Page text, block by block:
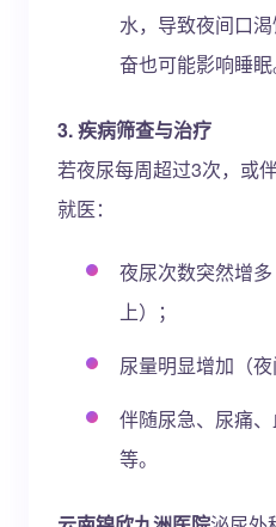
水，导致夜间口
奋也可能影响睡眠
3. 疾病筛查与治疗
若夜尿每周超过3次，或
就医：
夜尿次数突然增
上）；
尿量明显增加（夜
伴随尿急、尿痛
等。